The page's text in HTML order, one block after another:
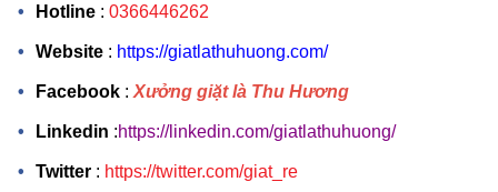
Hotline :0366446262
Website : https://giatlathuhuong.com/
Facebook :Xưởng giặt là Thu Hương
Linkedin :https://linkedin.com/giatlathuhuong/
Twitter : https://twitter.com/giat_re